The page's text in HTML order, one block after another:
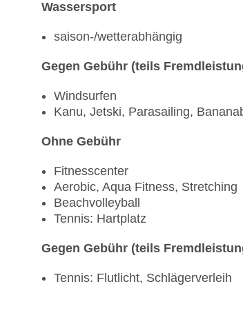
Wassersport
saison-/wetterabhängig
Gegen Gebühr (teils
Windsurfen
Kanu, Jetski, Parasailing,
Ohne Gebühr
Fitnesscenter
Aerobic, Aqua Fitness, Stretching
Beachvolleyball
Tennis: Hartplatz
Gegen Gebühr (teils
Tennis: Flutlicht, Schlägerverleih